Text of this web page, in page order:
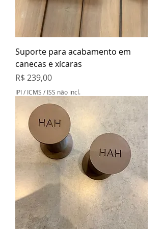
Suporte para acabamento em
canecas e xícaras
Preço
R$ 239,00
IPI / ICMS / ISS não incl.